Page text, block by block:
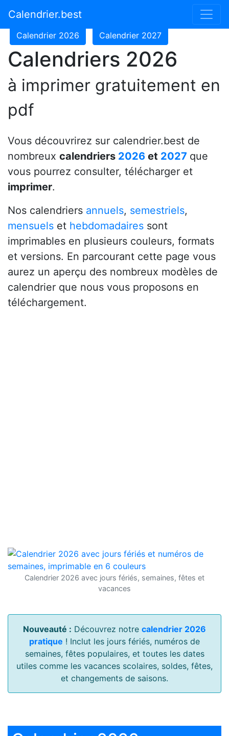
Calendrier.best
Calendrier 2024
Calendrier 2026 Calendrier 2027
Calendriers 2026
à imprimer gratuitement en
pdf
Vous découvrirez sur calendrier.best de
nombreux calendriers 2026 et 2027 que
vous pourrez consulter, télécharger et
imprimer.
Nos calendriers annuels, semestriels,
mensuels et hebdomadaires sont
imprimables en plusieurs couleurs, formats
et versions. En parcourant cette page vous
aurez un aperçu des nombreux modèles de
calendrier que nous vous proposons en
téléchargement.
Calendrier 2026 avec jours fériés, semaines, fêtes et
vacances
Nouveauté : Découvrez notre calendrier 2026
pratique ! Inclut les jours fériés, numéros de
semaines, fêtes populaires, et toutes les dates
utiles comme les vacances scolaires, soldes, fêtes,
et changements de saisons.